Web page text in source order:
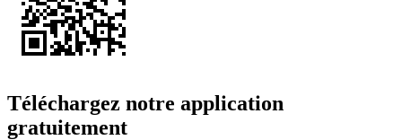
Téléchargez notre application
gratuitement